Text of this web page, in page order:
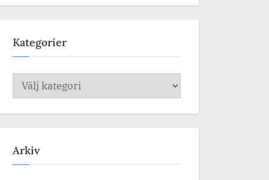
Kategorier
Kategorier
Arkiv